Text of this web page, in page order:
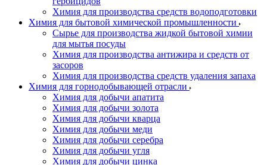
Химия для производства средств водоподготовки
Химия для бытовой химической промышленности
Сырье для производства жидкой бытовой химии
для мытья посуды
Химия для производства антижира и средств от
засоров
Химия для производства средств удаления запаха
Химия для горнодобывающей отрасли
Химия для добычи апатита
Химия для добычи золота
Химия для добычи кварца
Химия для добычи меди
Химия для добычи серебра
Химия для добычи угля
Химия для добычи цинка